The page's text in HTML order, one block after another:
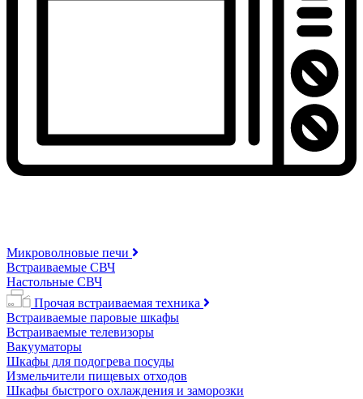
Микроволновые печи
Встраиваемые СВЧ
Настольные СВЧ
Прочая встраиваемая техника
Встраиваемые паровые шкафы
Встраиваемые телевизоры
Вакууматоры
Шкафы для подогрева посуды
Измельчители пищевых отходов
Шкафы быстрого охлаждения и заморозки